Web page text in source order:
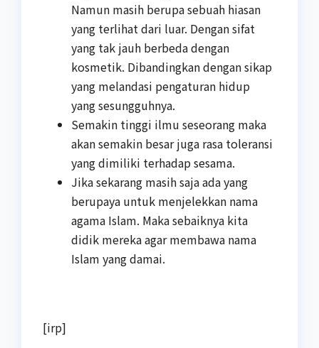
Namun masih berupa sebuah hiasan
yang terlihat dari luar. Dengan sifat
yang tak jauh berbeda dengan
kosmetik. Dibandingkan dengan sikap
yang melandasi pengaturan hidup
yang sesungguhnya.
Semakin tinggi ilmu seseorang maka
akan semakin besar juga rasa toleransi
yang dimiliki terhadap sesama.
Jika sekarang masih saja ada yang
berupaya untuk menjelekkan nama
agama Islam. Maka sebaiknya kita
didik mereka agar membawa nama
Islam yang damai.
[irp]